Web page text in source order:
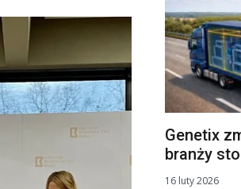
Genetix
branży
16 luty 2026